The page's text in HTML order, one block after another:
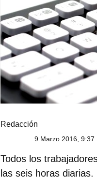
Redacción
9 Marzo 2016, 9:37
Todos los
las seis horas